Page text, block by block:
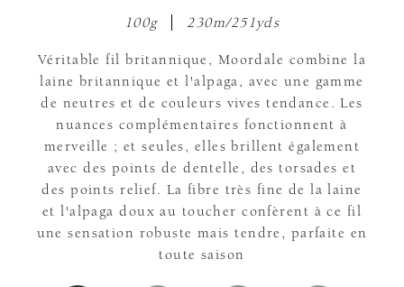
100g 230m/251yds
Véritable fil britannique, Moordale combine la
laine britannique et l'alpaga, avec une gamme
de neutres et de couleurs vives tendance. Les
nuances complémentaires fonctionnent à
merveille ; et seules, elles brillent également
avec des points de dentelle, des torsades et
des points relief. La fibre très fine de la laine
et l'alpaga doux au toucher confèrent à ce fil
une sensation robuste mais tendre, parfaite en
toute saison